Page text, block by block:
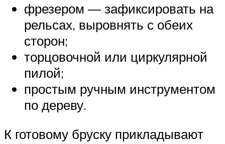
фрезером — зафиксировать на
рельсах, выровнять с обеих
сторон;
торцовочной или циркулярной
пилой;
простым ручным инструментом
по дереву.
К готовому бруску прикладывают